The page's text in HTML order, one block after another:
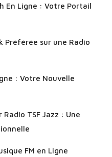
En Ligne : Votre Portail
Préférée sur une Radio
: Votre Nouvelle
TSF Jazz : Une
FM en Ligne